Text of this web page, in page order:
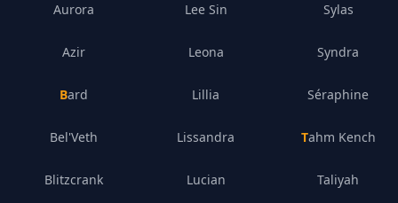
Aurora
Azir
Bard
Bel'Veth
Blitzcrank
Lee Sin
Leona
Lillia
Lissandra
Lucian
Sylas
Syndra
Séraphine
Tahm Kench
Taliyah